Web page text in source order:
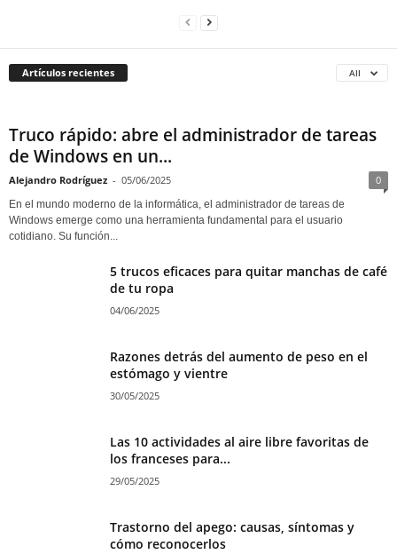
Artículos recientes All
Truco rápido: abre el administrador de tareas
de Windows en un...
Alejandro Rodríguez - 05/06/2025 0
En el mundo moderno de la informática, el administrador de tareas de
Windows emerge como una herramienta fundamental para el usuario
cotidiano. Su función...
5 trucos eficaces para quitar manchas de café
de tu ropa
04/06/2025
Razones detrás del aumento de peso en el
estómago y vientre
30/05/2025
Las 10 actividades al aire libre favoritas de
los franceses para...
29/05/2025
Trastorno del apego: causas, síntomas y
cómo reconocerlos